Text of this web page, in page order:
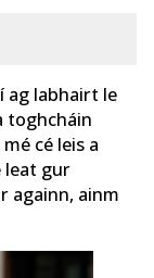
ag labhairt le
toghcháin
cé leis a
leat gur
againn, ainm